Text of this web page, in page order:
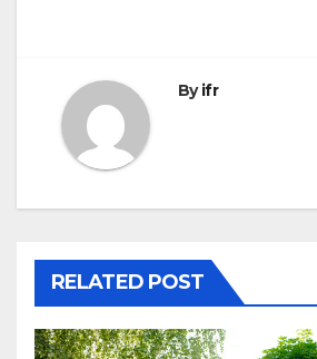
Byifr
RELATED POST